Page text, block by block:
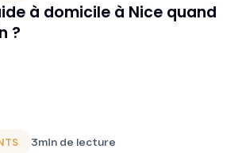
à domicile à Nice quand
?
3min de lecture